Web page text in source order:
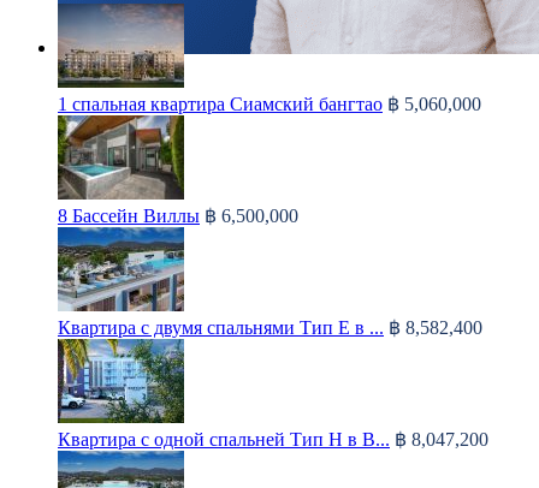
1 спальная квартира Сиамский бангтао ฿ 5,060,000
8 Бассейн Виллы ฿ 6,500,000
Квартира с двумя спальнями Тип Е в ... ฿ 8,582,400
Квартира с одной спальней Тип H в B... ฿ 8,047,200